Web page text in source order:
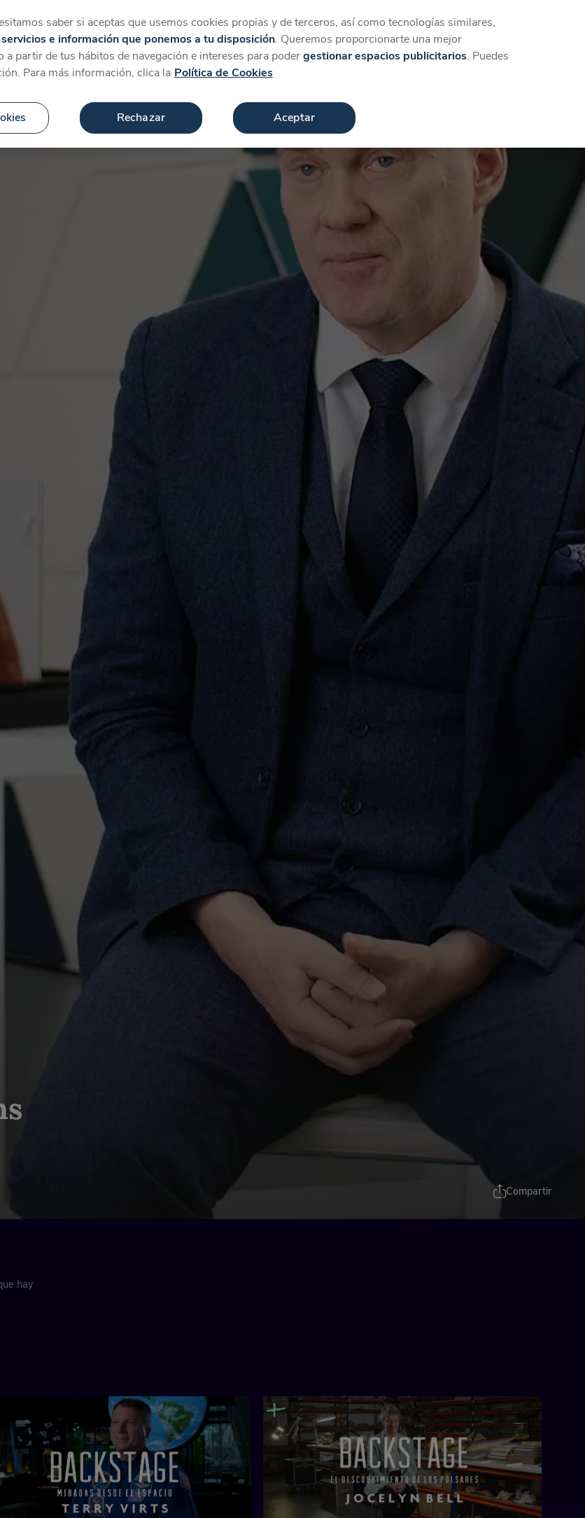
Favoritos Más Iniciar sesión Crear cuenta
Compartir
hay
saber si aceptas que usemos cookies propias y de terceros, así como tecnologías similares,
servicios e información que ponemos a tu disposición. Queremos proporcionarte una mejor
a partir de tus hábitos de navegación e intereses para podergestionar espacios publicitarios. Puedes
Para más información, clica la Política de Cookies
Rechazar Aceptar